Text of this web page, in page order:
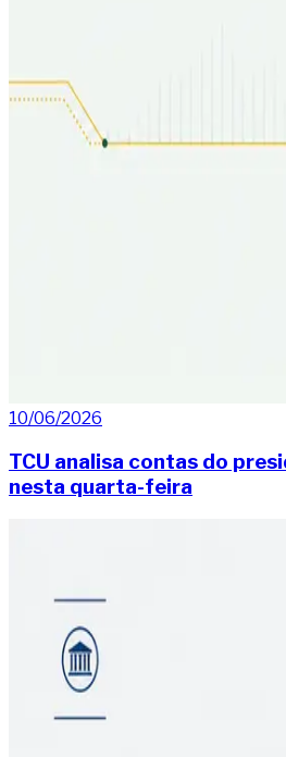
10/06/2026
TCU analisa contas do
nesta quarta-feira